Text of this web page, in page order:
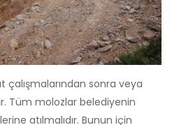
çalışmalarından sonra veya
Tüm molozlar belediyenin
atılmalıdır. Bunun için